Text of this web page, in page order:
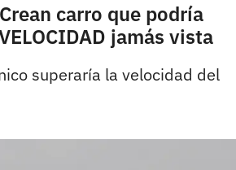
carro que podría
jamás vista
superaría la velocidad del